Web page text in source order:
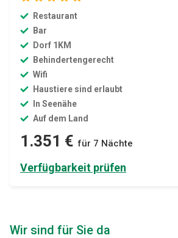
Restaurant
Bar
Dorf 1KM
Behindertengerecht
Wifi
Haustiere sind erlaubt
In Seenähe
Auf dem Land
1.351 € für 7 Nächte
Verfügbarkeit prüfen
Wir sind für Sie da